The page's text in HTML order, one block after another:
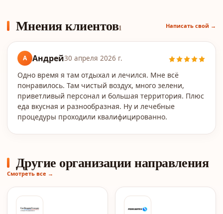
Мнения клиентов1 Написать свой →
А Андрей30 апреля 2026 г.
Одно время я там отдыхал и лечился. Мне всё
понравилось. Там чистый воздух, много зелени,
приветливый персонал и большая территория. Плюс
еда вкусная и разнообразная. Ну и лечебные
процедуры проходили квалифицированно.
Другие организации направления
Смотреть все →